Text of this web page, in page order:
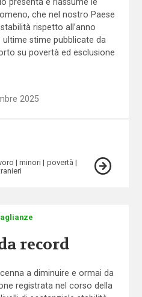
che nel nostro Paese
rispetto all’anno
stime pubblicate da
su povertà ed esclusione
2025
minori
povertà
record
a diminuire e ormai da
registrata nel corso della